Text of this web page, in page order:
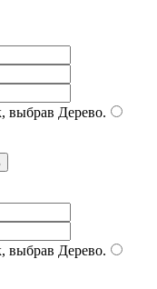
выбрав Дерево.
выбрав Дерево.